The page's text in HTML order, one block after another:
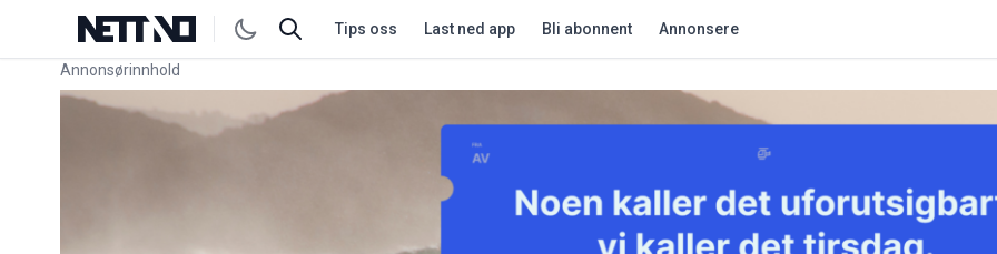
Tips oss Last ned app Bli abonnent Annonsere
Annonsørinnhold
Link for annonse